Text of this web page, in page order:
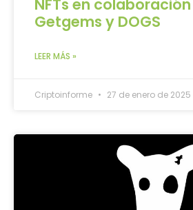
NFTs en
Getgems y DOGS
LEER MÁS »
Criptoinforme 27 de enero de 2025